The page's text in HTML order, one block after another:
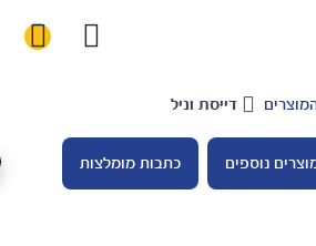
דייסת וניל
נוספים כתבות מומלצות